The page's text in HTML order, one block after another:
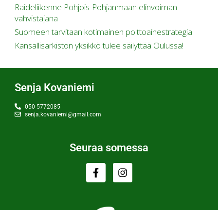
Raideliikenne Pohjois-Pohjanmaan elinvoiman
vahvistajana
Suomeen tarvitaan kotimainen polttoainestrategia
Kansallisarkiston yksikkö tulee säilyttää Oulussa!
Senja Kovaniemi
050 5772085
senja.kovaniemi@gmail.com
Seuraa somessa